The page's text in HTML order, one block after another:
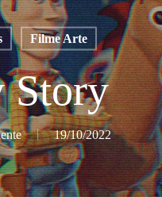
Filme Arte
Story
19/10/2022